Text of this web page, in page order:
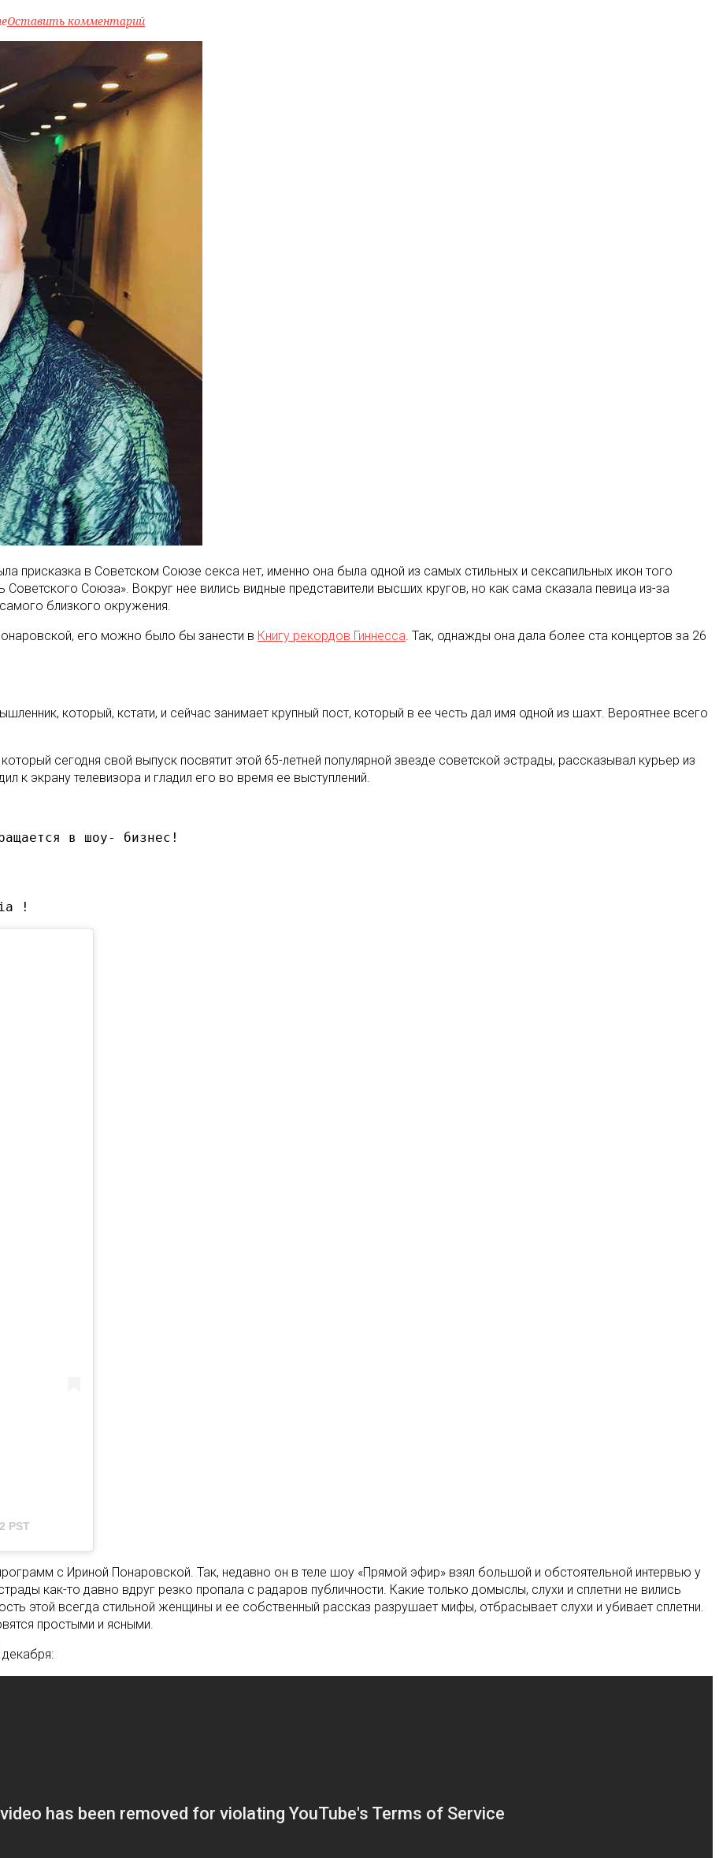
Оставить комментарий
присказка в Советском Союзе секса нет, именно она была одной из самых стильных и сексапильных икон того
Союза». Вокруг нее вились видные представители высших кругов, но как сама сказала певица из-за
близкого окружения.
его можно было бы занести в Книгу рекордов Гиннесса. Так, однажды она дала более ста концертов за 26
который, кстати, и сейчас занимает крупный пост, который в ее честь дал имя одной из шахт. Вероятнее всего
сегодня свой выпуск посвятит этой 65-летней популярной звезде советской эстрады, рассказывал курьер из
к экрану телевизора и гладил его во время ее выступлений.
в шоу- бизнес!
!
PST
с Ириной Понаровской. Так, недавно он в теле шоу «Прямой эфир» взял большой и обстоятельной интервью у
как-то давно вдруг резко пропала с радаров публичности. Какие только домыслы, слухи и сплетни не вились
этой всегда стильной женщины и ее собственный рассказ разрушает мифы, отбрасывает слухи и убивает сплетни.
простыми и ясными.